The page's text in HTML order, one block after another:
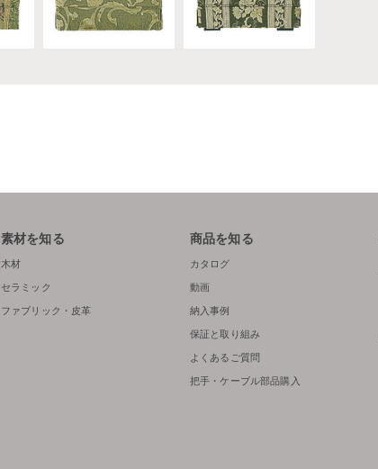
素材を知る
木材
セラミック
ファブリック・皮革
商品を知る
カタログ
動画
納入事例
保証と取り組み
よくあるご質問
把手・ケーブル部品購入